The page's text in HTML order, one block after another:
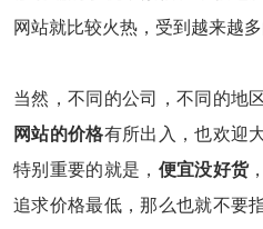
网站就比较火热，受到越来越多
当然，不同的公司，不同的地
网站的价格有所出入，也欢迎
特别重要的就是， 便宜没好货
追求价格最低，那么也就不要